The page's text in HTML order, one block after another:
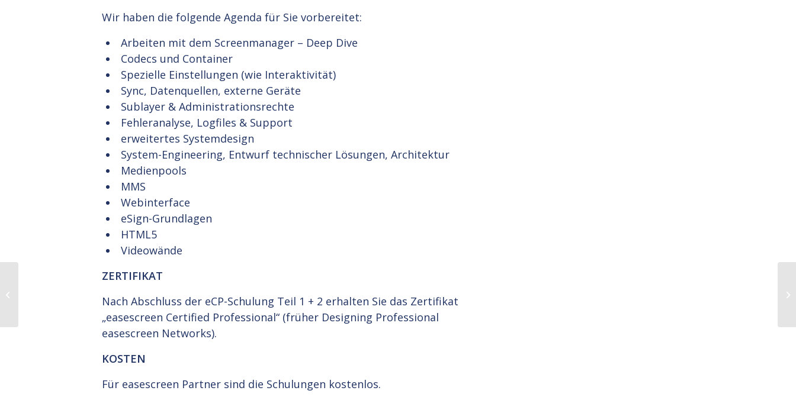
Wir haben die folgende Agenda für Sie vorbereitet:
Arbeiten mit dem Screenmanager – Deep Dive
Codecs und Container
Spezielle Einstellungen (wie Interaktivität)
Sync, Datenquellen, externe Geräte
Sublayer & Administrationsrechte
Fehleranalyse, Logfiles & Support
erweitertes Systemdesign
System-Engineering, Entwurf technischer Lösungen, Architektur
Medienpools
MMS
Webinterface
eSign-Grundlagen
HTML5
Videowände
ZERTIFIKAT
Nach Abschluss der eCP-Schulung Teil 1 + 2 erhalten Sie das Zertifikat
„easescreen Certified Professional“ (früher Designing Professional
easescreen Networks).
KOSTEN
Für easescreen Partner sind die Schulungen kostenlos.